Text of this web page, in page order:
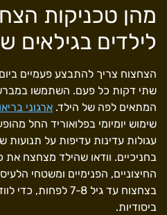
מהן טכניקות
לילדים בגילאים
הצחצוח צריך להתבצע פעמיים
שתי דקות כל פעם. השתמשו
המתאים לפה של הילד. ארגוני
שימוש יומיומי בפלואוריד החל
עגולות עדינות עדיפות על תנועות
בחניכיים. וודאו שהילד מצחצח את
החיצוניים, הפנימיים ומשטחי
בצחצוח עד גיל 7-8
ביסודיות.